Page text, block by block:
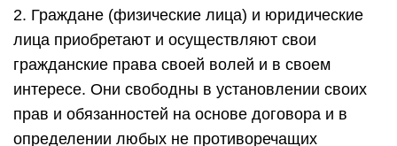
2. Граждане (физические лица) и юридические
лица приобретают и осуществляют свои
гражданские права своей волей и в своем
интересе. Они свободны в установлении своих
прав и обязанностей на основе договора и в
определении любых не противоречащих